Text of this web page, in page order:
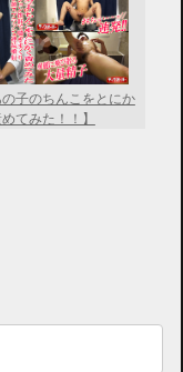
の子のちんこをとにか
めてみた！！】